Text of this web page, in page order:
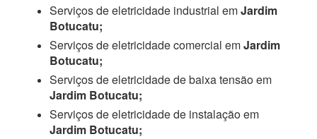
Serviços de eletricidade industrial emJardim
Botucatu;
Serviços de eletricidade comercial emJardim
Botucatu;
Serviços de eletricidade de baixa tensão em
Jardim Botucatu;
Serviços de eletricidade de instalação em
Jardim Botucatu;